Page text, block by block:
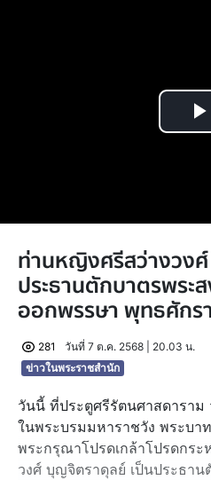
ท่านหญิงศรีสว่างวง
ประธานตักบาตรพระ
ออกพรรษา พุทธศักร
281
วันที่ 7 ต.ค. 2568 | 20.03 น.
ข่าวในพระราชสำนัก
วันนี้ ที่ประตูศรีรัตนศาสดาราม
ในพระบรมมหาราชวัง พระบา
พระกรุณาโปรดเกล้าโปรดกร
วงศ์ บุญจิตราดุลย์ เป็นประธา